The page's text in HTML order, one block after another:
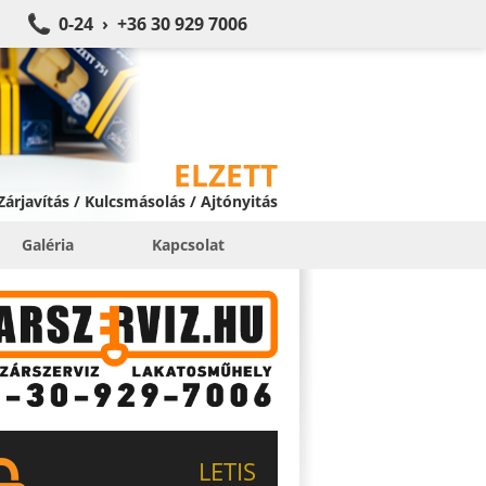
0-24 › +36 30 929 7006
ELZETT
/ Kulcsmásolás / Ajtónyitás
Galéria Kapcsolat
LETIS